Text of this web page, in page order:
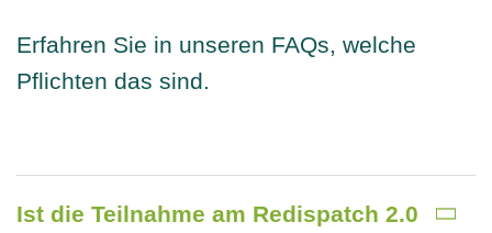
Über uns
Erfahren Sie in unseren FAQs, welche
Pflichten das sind.
Ist die Teilnahme am Redispatch 2.0